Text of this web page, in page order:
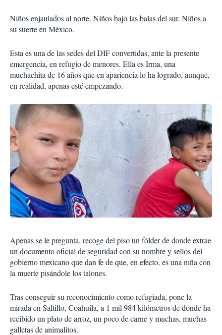
Niños enjaulados al norte. Niños bajo las balas del sur. Niños a
su suerte en México.
Esta es una de las sedes del DIF convertidas, ante la presente
emergencia, en refugio de menores. Ella es Irma, una
muchachita de 16 años que en apariencia lo ha logrado, aunque,
en realidad, apenas esté empezando.
Apenas se le pregunta, recoge del piso un fólder de donde extrae
un documento oficial de seguridad con su nombre y sellos del
gobierno mexicano que dan fe de que, en efecto, es una niña con
la muerte pisándole los talones.
Tras conseguir su reconocimiento como refugiada, pone la
mirada en Saltillo, Coahuila, a 1 mil 984 kilómetros de donde ha
recibido un plato de arroz, un poco de carne y muchas, muchas
galletas de animalitos.